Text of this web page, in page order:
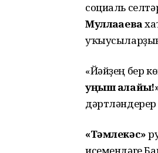
социаль
Муллаҡаева
«Йәйҙең бер
уңыш
«Тәмлекәс»